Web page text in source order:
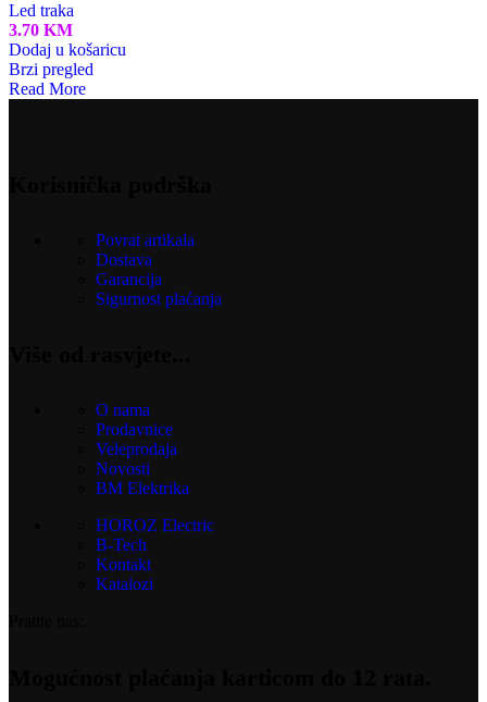
Led traka
3.70 KM
Dodaj u košaricu
Brzi pregled
Read More
Povrat artikala
Dostava
Garancija
Sigurnost plaćanja
O nama
Prodavnice
Veleprodaja
Novosti
BM Elektrika
HOROZ Electric
B-Tech
Kontakt
Katalozi